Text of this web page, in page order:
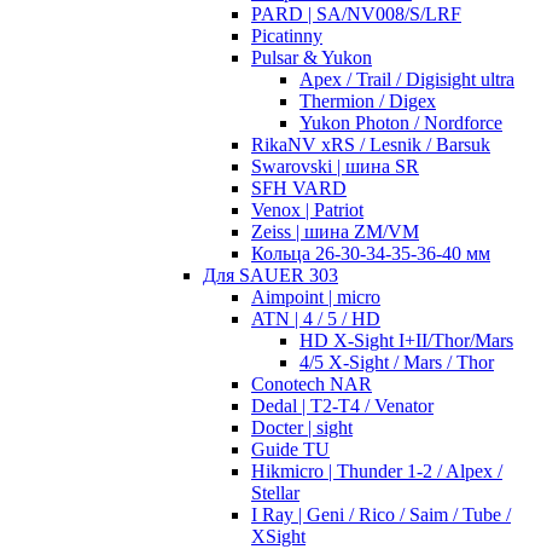
PARD | SA/NV008/S/LRF
Picatinny
Pulsar & Yukon
Apex / Trail / Digisight ultra
Thermion / Digex
Yukon Photon / Nordforce
RikaNV xRS / Lesnik / Barsuk
Swarovski | шина SR
SFH VARD
Venox | Patriot
Zeiss | шина ZM/VM
Кольца 26-30-34-35-36-40 мм
Для SAUER 303
Aimpoint | micro
ATN | 4 / 5 / HD
HD X-Sight I+II/Thor/Mars
4/5 X-Sight / Mars / Thor
Conotech NAR
Dedal | T2-T4 / Venator
Docter | sight
Guide TU
Hikmicro | Thunder 1-2 / Alpex /
Stellar
I Ray | Geni / Rico / Saim / Tube /
XSight